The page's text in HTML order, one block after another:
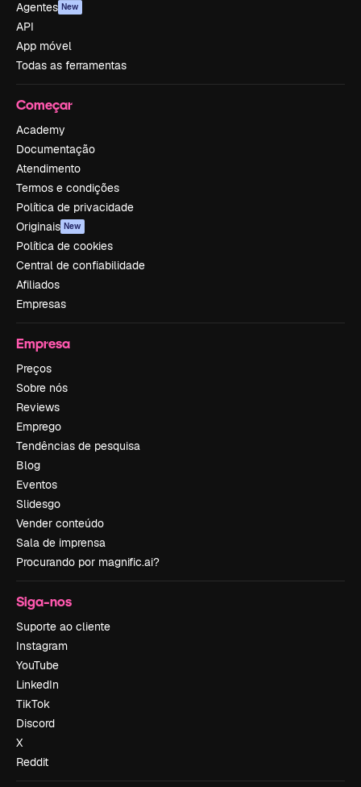
Agentes New
API
App móvel
Todas as ferramentas
Começar
Academy
Documentação
Atendimento
Termos e condições
Política de privacidade
Originais New
Política de cookies
Central de confiabilidade
Afiliados
Empresas
Empresa
Preços
Sobre nós
Reviews
Emprego
Tendências de pesquisa
Blog
Eventos
Slidesgo
Vender conteúdo
Sala de imprensa
Procurando por magnific.ai?
Siga-nos
Suporte ao cliente
Instagram
YouTube
LinkedIn
TikTok
Discord
X
Reddit